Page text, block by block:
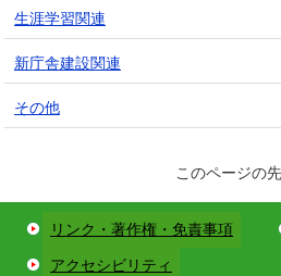
生涯学習関連
新庁舎建設関連
その他
このページの
リンク・著作権・免責事項
アクセシビリティ